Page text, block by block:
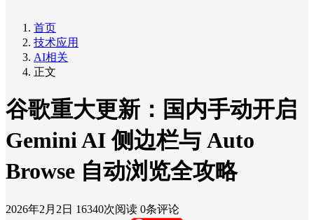
首页
技术应用
AI相关
正文
谷歌重大更新：国内手动开启
Gemini AI 侧边栏与 Auto
Browse 自动浏览全攻略
2026年2月2日 16340次阅读 0条评论